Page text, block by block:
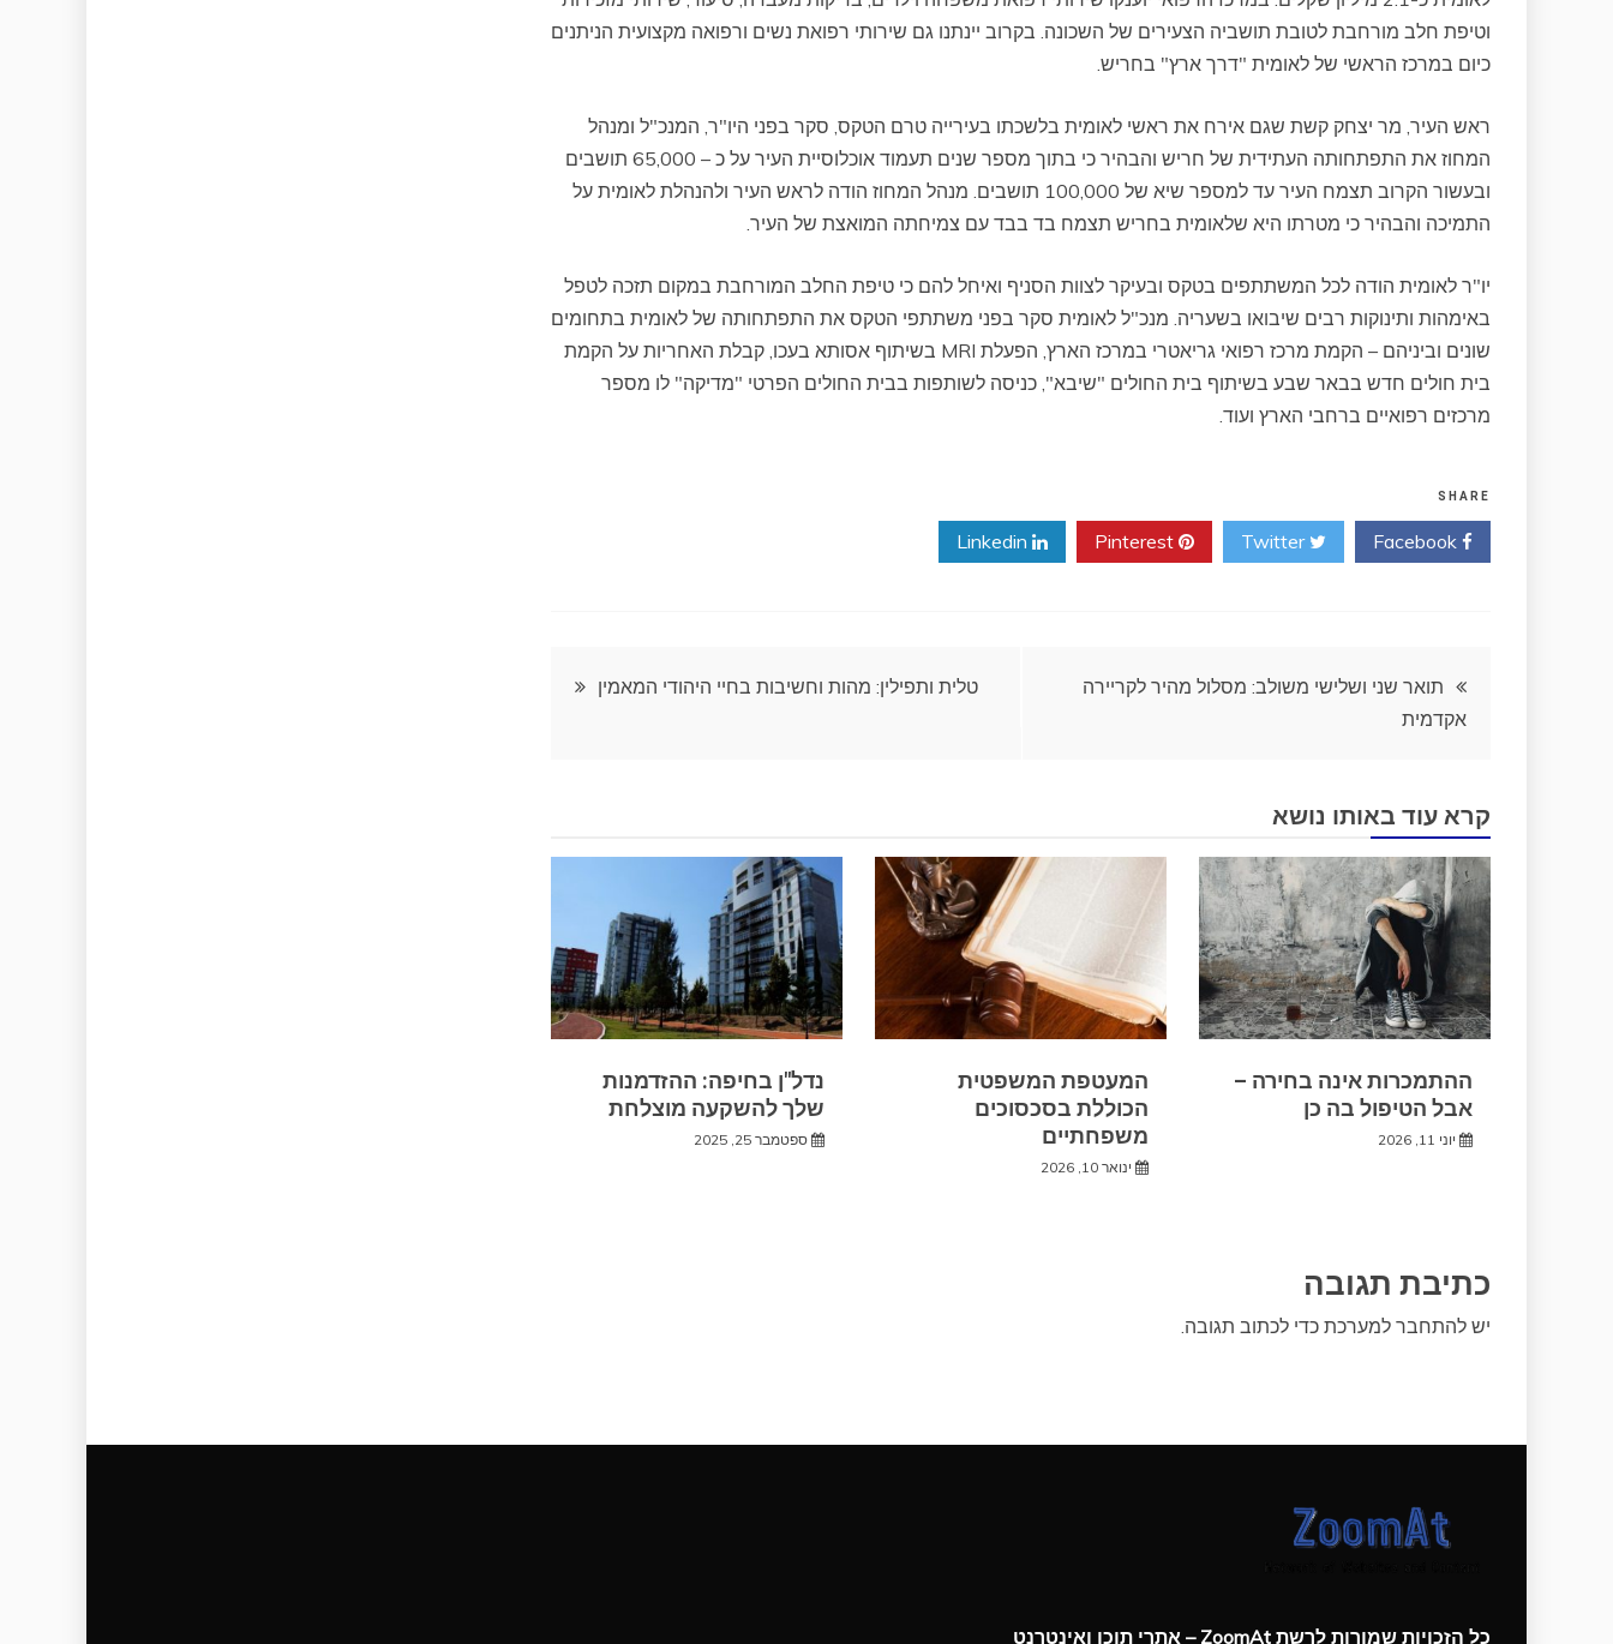
וטיפת חלב מורחבת לטובת תושביה הצעירים של השכונה. בקרוב יינתנו גם שירותי רפואת נשים ורפואה מקצועית הניתנים
כיום במרכז הראשי של לאומית "דרך ארץ" בחריש.
ראש העיר, מר יצחק קשת שגם אירח את ראשי לאומית בלשכתו בעירייה טרם הטקס, סקר בפני היו"ר, המנכ"ל ומנהל
המחוז את התפתחותה העתידית של חריש והבהיר כי בתוך מספר שנים תעמוד אוכלוסיית העיר על כ – 65,000 תושבים
ובעשור הקרוב תצמח העיר עד למספר שיא של 100,000 תושבים. מנהל המחוז הודה לראש העיר ולהנהלת לאומית על
התמיכה והבהיר כי מטרתו היא שלאומית בחריש תצמח בד בבד עם צמיחתה המואצת של העיר.
יו"ר לאומית הודה לכל המשתתפים בטקס ובעיקר לצוות הסניף ואיחל להם כי טיפת החלב המורחבת במקום תזכה לטפל
באימהות ותינוקות רבים שיבואו בשעריה. מנכ"ל לאומית סקר בפני משתתפי הטקס את התפתחותה של לאומית בתחומים
שונים וביניהם – הקמת מרכז רפואי גריאטרי במרכז הארץ, הפעלת MRI בשיתוף אסותא בעכו, קבלת האחריות על הקמת
בית חולים חדש בבאר שבע בשיתוף בית החולים "שיבא", כניסה לשותפות בבית החולים הפרטי "מדיקה" לו מספר
מרכזים רפואיים ברחבי הארץ ועוד.
SHARE
Twitter
ניווטתואר שני ושלישי משולב: מסלול מהיר לקריירה
אקדמית
טלית ותפילין: מהות וחשיבות בחיי היהודי המאמין
קרא עוד באותו נושא
ההתמכרות אינה בחירה –
אבל הטיפול בה כן
יוני 11, 2026
המעטפת המשפטית
הכוללת בסכסוכים
משפחתיים
ינואר 10, 2026
נדל"ן בחיפה: ההזדמנות
שלך להשקעה מוצלחת
ספטמבר 25, 2025
כתיבת תגובה
יש להתחבר למערכת כדי לכתוב תגובה.
כל הזכויות שמורות לרשת ZoomAt – אתרי תוכן ואינטרנט